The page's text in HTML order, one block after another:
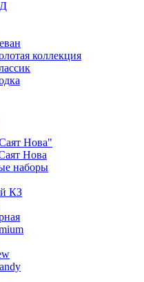
коллекция
Нова"
Нова
наборы
КЗ